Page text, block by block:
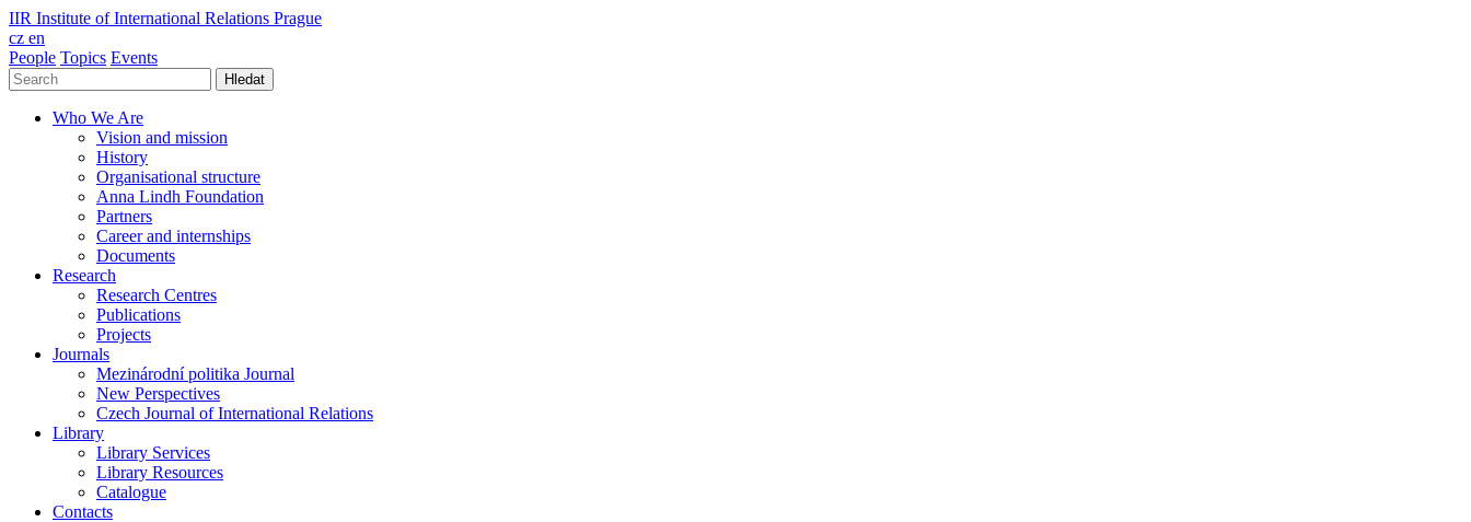
IIR Institute of International Relations Prague
cz en
People Topics Events
Hledat
Who We Are
Vision and mission
History
Organisational structure
Anna Lindh Foundation
Partners
Career and internships
Documents
Research
Research Centres
Publications
Projects
Journals
Mezinárodní politika Journal
New Perspectives
Czech Journal of International Relations
Library
Library Services
Library Resources
Catalogue
Contacts